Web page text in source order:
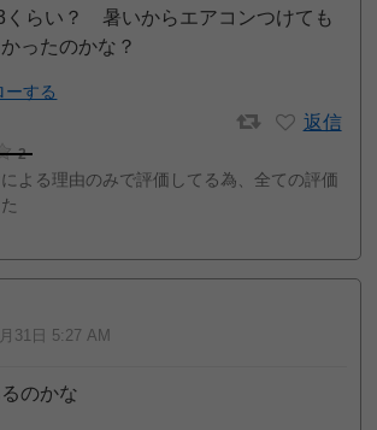
くらい？ 暑いからエアコンつけても
かったのかな？
ーする
返信
2
よる理由のみで評価してる為、全ての評価
31日 5:27 AM
のかな